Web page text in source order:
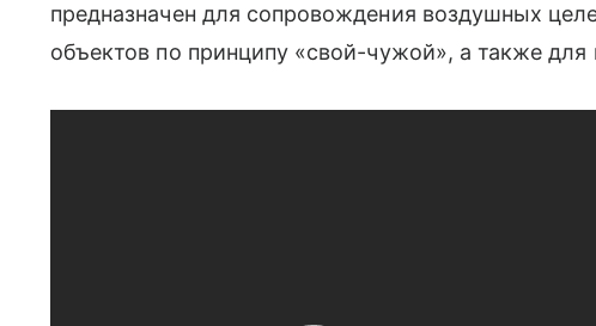
предназначен для сопровождения воздушных
объектов по принципу «свой-чужой», а также для